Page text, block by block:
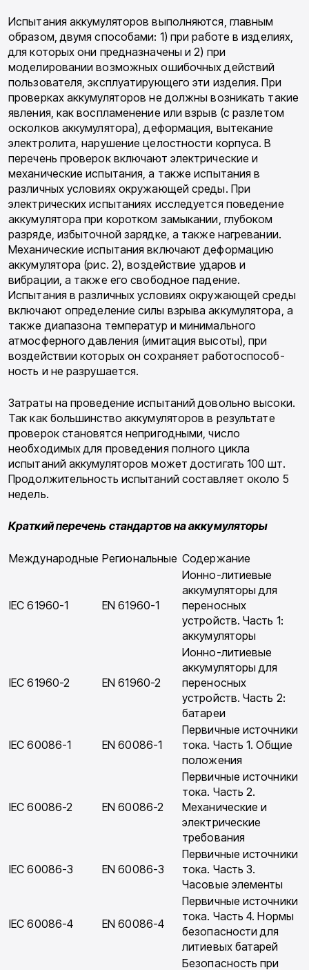
Испытания аккумуляторов выполняются, главным
образом, двумя способами: 1) при ра­боте в изделиях,
для которых они предназна­чены и 2) при
моделировании возможных ошибочных действий
пользователя, эксплуа­тирующего эти изделия. При
проверках акку­муляторов не должны возникать такие
явле­ния, как воспламенение или взрыв (с разле­том
осколков аккумулятора), деформация, вытекание
электролита, нарушение целост­ности корпуса. В
перечень проверок включа­ют электрические и
механические испыта­ния, а также испытания в
различных услови­ях окружающей среды. При
электрических испытаниях исследуется поведение
аккуму­лятора при коротком замыкании, глубоком
разряде, избыточной зарядке, а также нагре­вании.
Механические испытания включают деформацию
аккумулятора (рис. 2), воздей­ствие ударов и
вибрации, а также его свобод­ное падение.
Испытания в различных услови­ях окружающей среды
включают определение силы взрыва аккумулятора, а
также диапазо­на температур и минимального
атмосферного давления (имитация высоты), при
воздей­ствии которых он сохраняет работоспособ­
ность и не разрушается.
Затраты на проведение испытаний доволь­но высоки.
Так как большинство аккумулято­ров в результате
проверок становятся непри­годными, число
необходимых для проведения полного цикла
испытаний аккумуляторов может достигать 100 шт.
Продолжительность ис­пытаний составляет около 5
недель.
Краткий перечень стандартов на аккумуляторы
Международные Региональные Содержание
IEC 61960-1 EN 61960-1
Ионно-литиевые
аккумуляторы для
переносных
устройств. Часть 1:
аккумуляторы
IEC 61960-2 EN 61960-2
Ионно-литиевые
аккумуляторы для
переносных
устройств. Часть 2:
батареи
IEC 60086-1 EN 60086-1
Первичные источники
тока. Часть 1. Общие
положения
IEC 60086-2 EN 60086-2
Первичные источники
тока. Часть 2.
Механические и
электри­ческие
требования
IEC 60086-3 EN 60086-3
Первичные источники
тока. Часть 3.
Часовые элементы
IEC 60086-4 EN 60086-4
Первичные источники
тока. Часть 4. Нормы
безопасности для
литиевых батарей
Безопасность при